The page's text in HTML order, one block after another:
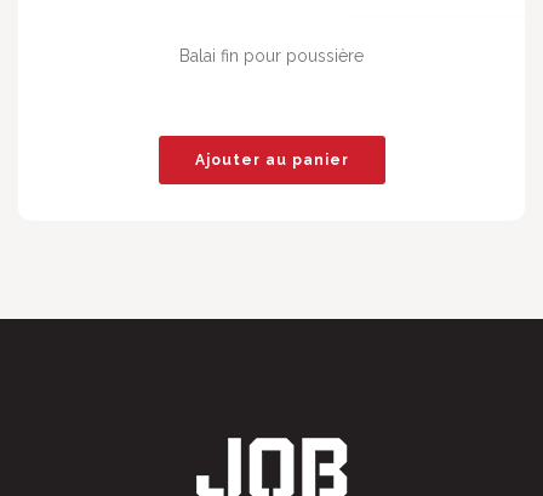
Balai fin pour poussière
Ajouter au panier